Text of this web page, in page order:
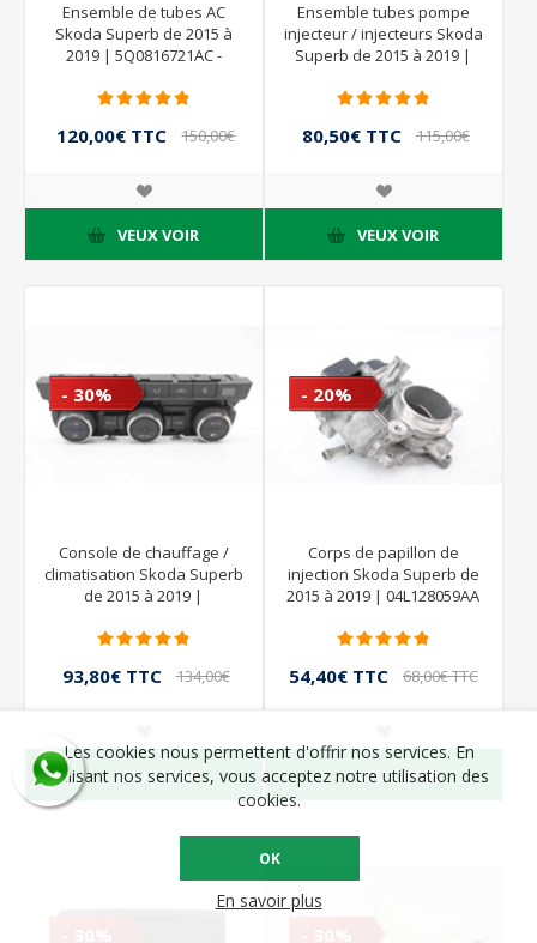
Ensemble de tubes AC
Skoda Superb de 2015 à
2019 | 5Q0816721AC -
5Q0816743D
120,00€ TTC
150,00€
VEUX VOIR
Ensemble tubes pompe
injecteur / injecteurs Skoda
Superb de 2015 à 2019 |
80,50€ TTC
115,00€
VEUX VOIR
- 30%
Console de chauffage /
climatisation Skoda Superb
de 2015 à 2019 |
93,80€ TTC
134,00€
VEUX VOIR
- 20%
Corps de papillon de
injection Skoda Superb de
2015 à 2019 | 04L128059AA
VALEO
54,40€ TTC 68,00€ TTC
VEUX VOIR
Les cookies nous permettent d'offrir nos services. En
utilisant nos services, vous acceptez notre utilisation des
cookies.
OK
En savoir plus